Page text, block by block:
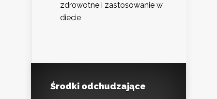
zdrowotne i zastosowanie w
diecie
Środki odchudzające